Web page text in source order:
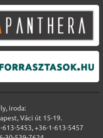
iroda:
Váci út 15-19.
613-5453, +36-1-613-5457